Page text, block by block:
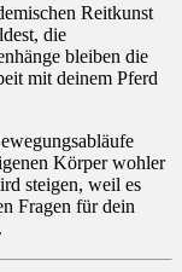
Reitkunst
die
bleiben die
mit deinem Pferd
Körper wohler
steigen, weil es
Fragen für dein